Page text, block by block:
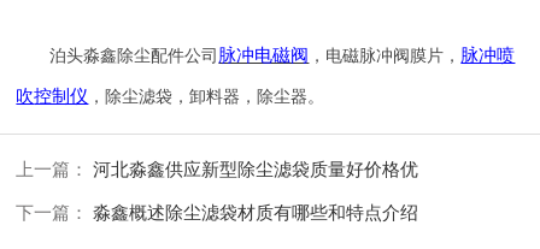
泊头淼鑫除尘配件公司 脉冲电磁阀 ，电磁脉冲阀膜片， 脉冲喷
吹控制仪 ，除尘滤袋，卸料器，除尘器。
上一篇： 河北淼鑫供应新型除尘滤袋质量好价格优
下一篇： 淼鑫概述除尘滤袋材质有哪些和特点介绍